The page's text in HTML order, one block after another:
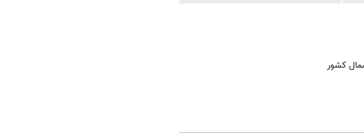
کشور